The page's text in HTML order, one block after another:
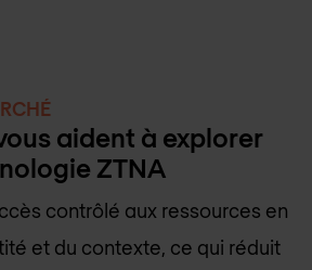
aident à explorer
ZTNA
contrôlé aux ressources en
et du contexte, ce qui réduit